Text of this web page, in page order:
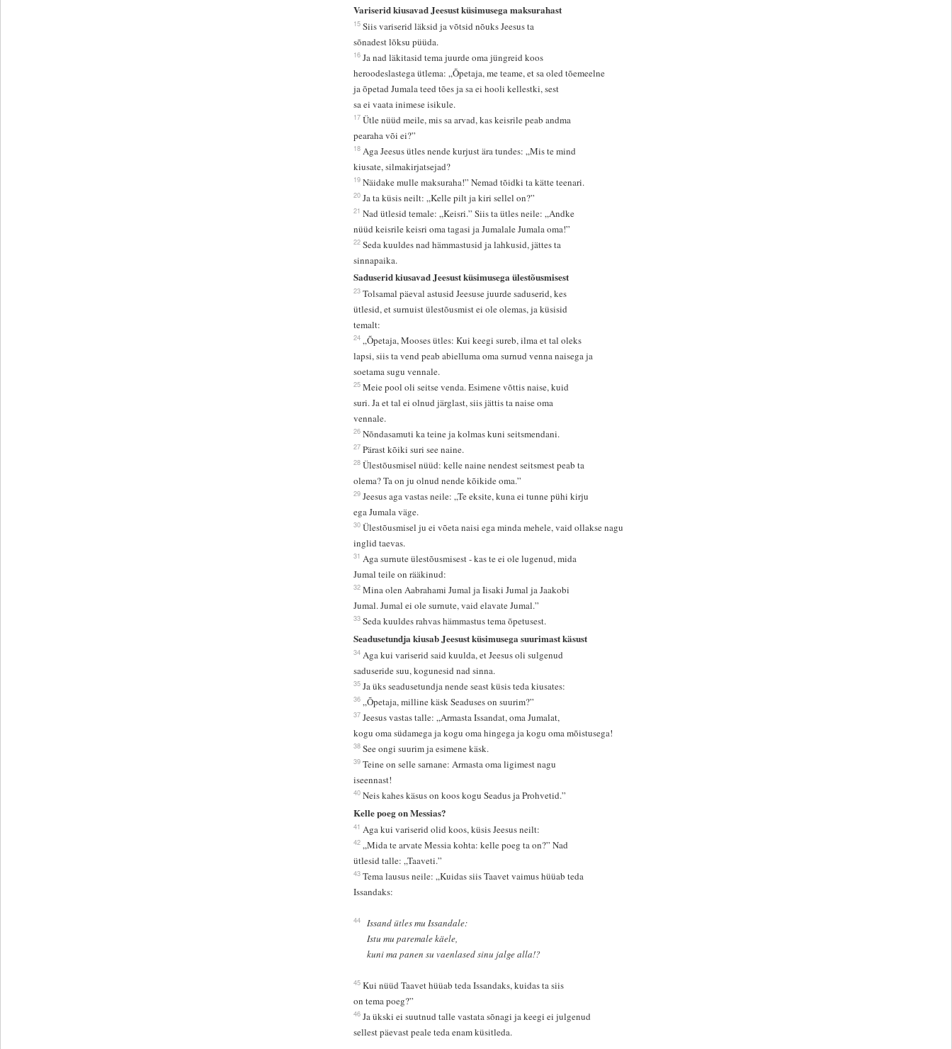
Variserid kiusavad Jeesust küsimusega maksurahast
15 Siis variserid läksid ja võtsid nõuks Jeesus ta
sõnadest lõksu püüda.
16 Ja nad läkitasid tema juurde oma jüngreid koos
heroodeslastega ütlema: „Õpetaja, me teame, et sa oled tõemeelne
ja õpetad Jumala teed tões ja sa ei hooli kellestki, sest
sa ei vaata inimese isikule.
17 Ütle nüüd meile, mis sa arvad, kas keisrile peab andma
pearaha või ei?”
18 Aga Jeesus ütles nende kurjust ära tundes: „Mis te mind
kiusate, silmakirjatsejad?
19 Näidake mulle maksuraha!” Nemad tõidki ta kätte teenari.
20 Ja ta küsis neilt: „Kelle pilt ja kiri sellel on?”
21 Nad ütlesid temale: „Keisri.” Siis ta ütles neile: „Andke
nüüd keisrile keisri oma tagasi ja Jumalale Jumala oma!”
22 Seda kuuldes nad hämmastusid ja lahkusid, jättes ta
sinnapaika.
Saduserid kiusavad Jeesust küsimusega ülestõusmisest
23 Tolsamal päeval astusid Jeesuse juurde saduserid, kes
ütlesid, et surnuist ülestõusmist ei ole olemas, ja küsisid
temalt:
24 „Õpetaja, Mooses ütles: Kui keegi sureb, ilma et tal oleks
lapsi, siis ta vend peab abielluma oma surnud venna naisega ja
soetama sugu vennale.
25 Meie pool oli seitse venda. Esimene võttis naise, kuid
suri. Ja et tal ei olnud järglast, siis jättis ta naise oma
vennale.
26 Nõndasamuti ka teine ja kolmas kuni seitsmendani.
27 Pärast kõiki suri see naine.
28 Ülestõusmisel nüüd: kelle naine nendest seitsmest peab ta
olema? Ta on ju olnud nende kõikide oma.”
29 Jeesus aga vastas neile: „Te eksite, kuna ei tunne pühi kirju
ega Jumala väge.
30 Ülestõusmisel ju ei võeta naisi ega minda mehele, vaid ollakse nagu
inglid taevas.
31 Aga surnute ülestõusmisest - kas te ei ole lugenud, mida
Jumal teile on rääkinud:
32 Mina olen Aabrahami Jumal ja Iisaki Jumal ja Jaakobi
Jumal. Jumal ei ole surnute, vaid elavate Jumal.”
33 Seda kuuldes rahvas hämmastus tema õpetusest.
Seadusetundja kiusab Jeesust küsimusega suurimast käsust
34 Aga kui variserid said kuulda, et Jeesus oli sulgenud
saduseride suu, kogunesid nad sinna.
35 Ja üks seadusetundja nende seast küsis teda kiusates:
36 „Õpetaja, milline käsk Seaduses on suurim?”
37 Jeesus vastas talle: „Armasta Issandat, oma Jumalat,
kogu oma südamega ja kogu oma hingega ja kogu oma mõistusega!
38 See ongi suurim ja esimene käsk.
39 Teine on selle sarnane: Armasta oma ligimest nagu
iseennast!
40 Neis kahes käsus on koos kogu Seadus ja Prohvetid.”
Kelle poeg on Messias?
41 Aga kui variserid olid koos, küsis Jeesus neilt:
42 „Mida te arvate Messia kohta: kelle poeg ta on?” Nad
ütlesid talle: „Taaveti.”
43 Tema lausus neile: „Kuidas siis Taavet vaimus hüüab teda
Issandaks:
44
Issand ütles mu Issandale:
Istu mu paremale käele,
kuni ma panen su vaenlased sinu jalge alla!?
45 Kui nüüd Taavet hüüab teda Issandaks, kuidas ta siis
on tema poeg?”
46 Ja ükski ei suutnud talle vastata sõnagi ja keegi ei julgenud
sellest päevast peale teda enam küsitleda.